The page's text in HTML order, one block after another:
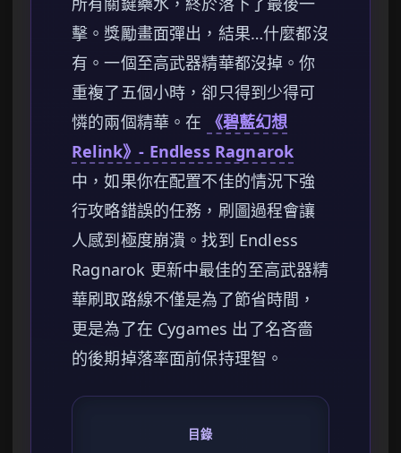
擊。獎勵畫面彈出，結果…什麼都沒
有。一個至高武器精華都沒掉。你
重複了五個小時，卻只得到少得可
憐的兩個精華。在
《碧藍幻想
Relink》- Endless Ragnarok
中，如果你在配置不佳的情況下強
行攻略錯誤的任務，刷圖過程會讓
人感到極度崩潰。找到 Endless
Ragnarok 更新中最佳的至高武器精
華刷取路線不僅是為了節省時間，
更是為了在 Cygames 出了名吝嗇
的後期掉落率面前保持理智。
目錄